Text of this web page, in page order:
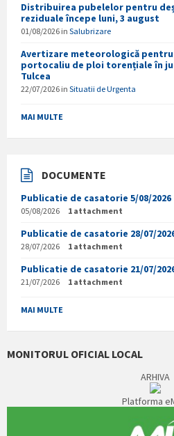
Distribuirea pubelelor pentru
reziduale începe luni, 3 august
01/08/2026 in Salubrizare
Avertizare meteorologică
portocaliu de ploi torențiale în
Tulcea
22/07/2026 in Situatii de Urgenta
MAI MULTE
DOCUMENTE
Publicatie de casatorie 5/08/2026
05/08/2026 1 attachment
Publicatie de casatorie 28/07/
28/07/2026 1 attachment
Publicatie de casatorie 21/07/
21/07/2026 1 attachment
MAI MULTE
MONITORUL OFICIAL LOCAL
ARHIVA
Platforma